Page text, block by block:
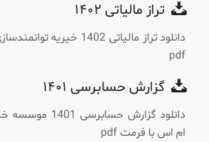
تراز مالیاتی ۱۴۰۲
دانلود تراز مالیاتی 1402
pdf
گزارش حسابرسی ۱۴۰۱
دانلود گزارش
ام اس با فرمت pdf